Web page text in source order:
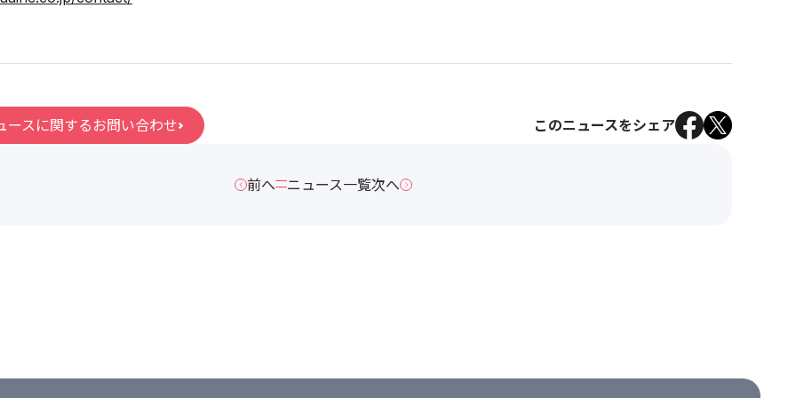
ースに関するお問い合わせ このニュースをシェア
前へ ニュース一覧次へ